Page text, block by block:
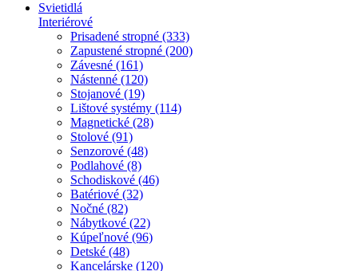
Svietidlá
Interiérové
Prisadené stropné (333)
Zapustené stropné (200)
Závesné (161)
Nástenné (120)
Stojanové (19)
Lištové systémy (114)
Magnetické (28)
Stolové (91)
Senzorové (48)
Podlahové (8)
Schodiskové (46)
Batériové (32)
Nočné (82)
Nábytkové (22)
Kúpeľnové (96)
Detské (48)
Kancelárske (120)